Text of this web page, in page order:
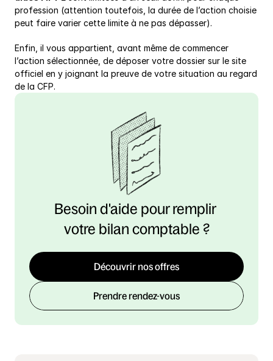
profession (attention toutefois, la durée de l’action choisie
peut faire varier cette limite à ne pas dépasser).
Enfin, il vous appartient, avant même de commencer
l’action sélectionnée, de déposer votre dossier sur le site
officiel en y joignant la preuve de votre situation au regard
de la CFP.
Besoin d'aide pour remplir
votre bilan comptable ?
Découvrir nos offres
Prendre rendez-vous